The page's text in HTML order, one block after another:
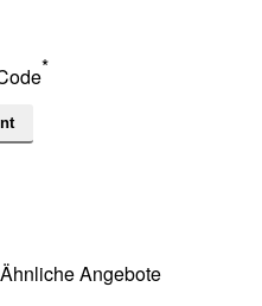
*
Ähnliche Angebote